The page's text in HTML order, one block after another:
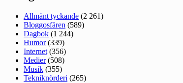
Allmänt tyckande (2 261)
Bloggosfären (589)
Dagbok (1 244)
Humor(339)
Internet (356)
Medier(508)
Musik (355)
Tekniknörderi (265)